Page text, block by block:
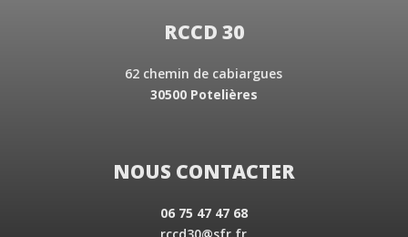
RCCD 30
62 chemin de cabiargues
30500 Potelières
NOUS CONTACTER
06 75 47 47 68